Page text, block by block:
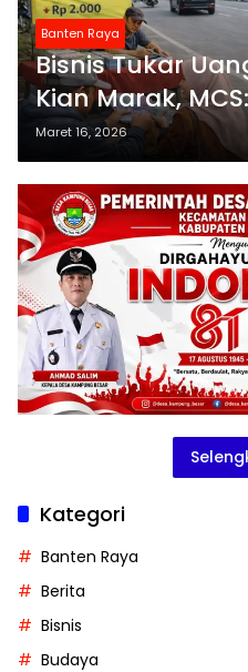
Banten Raya
Bisnis Tukar
Kian Marak,
Masyarakat
Maret 16, 2026
Kategori
Banten Raya
Berita
Bisnis
Budaya